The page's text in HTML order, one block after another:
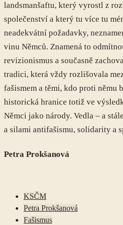
landsmanšaftu, který vyrostl z
společenství a který tu více tu
neadekvátní požadavky,
vinu Němců. Znamená to
revizionismus a současně
tradici, která vždy rozlišovala
fašismem a těmi, kdo proti němu
historická hranice totiž ve
Němci jako národy. Vedla – a
a silami antifašismu, solidarity a
Petra Prokšanová
KSČM
Petra Prokšanová
Fašismus